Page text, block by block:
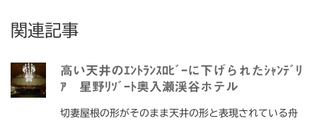
関連記事
高い天井のｴﾝﾄﾗﾝｽﾛﾋﾞｰに下げられたｼｬﾝﾃﾞﾘ
ｱ 星野ﾘｿﾞｰﾄ奥入瀬渓谷ホテル
切妻屋根の形がそのまま天井の形と表現されている舟